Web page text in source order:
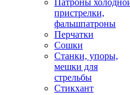
Патроны
пристрелки,
фальшпатроны
Перчатки
Сошки
Станки, упоры,
мешки для
стрельбы
Стикхант